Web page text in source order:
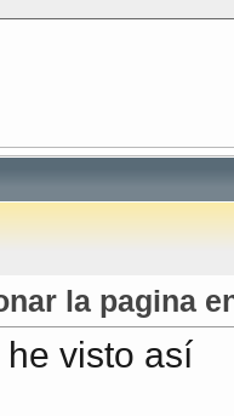
la pagina
visto así